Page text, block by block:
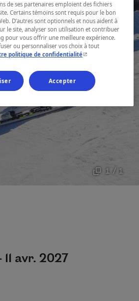
1 / 1
11 avr. 2027
de ses partenaires emploient des fichiers
Certains témoins sont requis pour le bon
D’autres sont optionnels et nous aident à
le site, analyser son utilisation et contribuer
pour vous offrir une meilleure expérience.
ou personnaliser vos choix à tout
politique de confidentialité- Cet hyperlien
Accepter